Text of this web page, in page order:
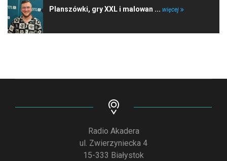
Planszówki, gry XXL i malowan ... więcej
Radio Akadera
ul. Zwierzyniecka 4
15-333 Białystok